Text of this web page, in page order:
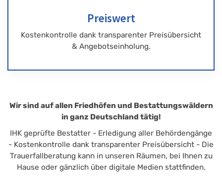
Preiswert
Kostenkontrolle dank transparenter Preisübersicht
& Angebotseinholung.
Wir sind auf allen Friedhöfen und Bestattungswäldern
in ganz Deutschland tätig!
IHK geprüfte Bestatter - Erledigung aller Behördengänge
- Kostenkontrolle dank transparenter Preisübersicht - Die
Trauerfallberatung kann in unseren Räumen, bei Ihnen zu
Hause oder gänzlich über digitale Medien stattfinden.